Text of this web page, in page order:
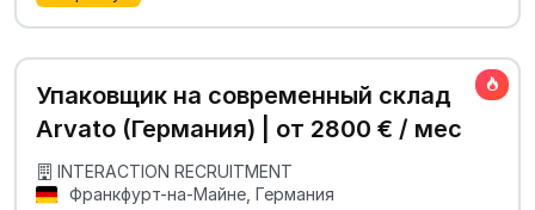
Упаковщик на современный склад
Arvato (Германия) | от 2800 € / мес
INTERACTION RECRUITMENT
Франкфурт-на-Майне, Германия